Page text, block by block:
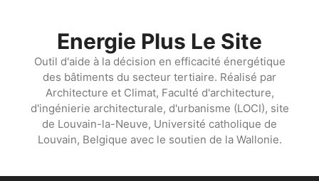
Energie Plus Le Site
Outil d'aide à la décision en efficacité énergétique
des bâtiments du secteur tertiaire. Réalisé par
Architecture et Climat, Faculté d'architecture,
d'ingénierie architecturale, d'urbanisme (LOCI), site
de Louvain-la-Neuve, Université catholique de
Louvain, Belgique avec le soutien de la Wallonie.